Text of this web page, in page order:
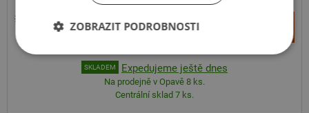
2 758 Kč
1 559 Kč
SKLADEM Expedujeme ještě dnes
Na prodejně v Opavě 8 ks.
Centrální sklad 7 ks.
ZOBRAZIT PODROBNOSTI